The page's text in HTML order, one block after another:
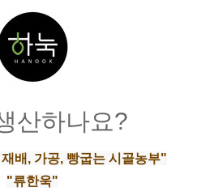
산하나요?
배, 가공, 빵굽는 시골농부"
"류한욱"